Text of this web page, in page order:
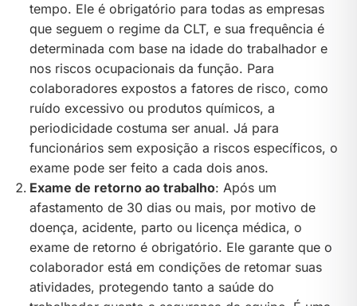
tempo. Ele é obrigatório para todas as empresas
que seguem o regime da CLT, e sua frequência é
determinada com base na idade do trabalhador e
nos riscos ocupacionais da função. Para
colaboradores expostos a fatores de risco, como
ruído excessivo ou produtos químicos, a
periodicidade costuma ser anual. Já para
funcionários sem exposição a riscos específicos, o
exame pode ser feito a cada dois anos.
Exame de retorno ao trabalho: Após um
afastamento de 30 dias ou mais, por motivo de
doença, acidente, parto ou licença médica, o
exame de retorno é obrigatório. Ele garante que o
colaborador está em condições de retomar suas
atividades, protegendo tanto a saúde do